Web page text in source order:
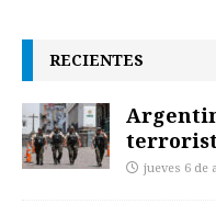
RECIENTES
jueves 6 de